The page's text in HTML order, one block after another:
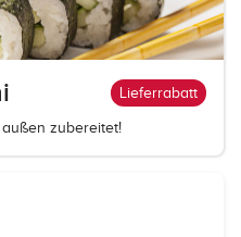
Lieferrabatt
zubereitet!